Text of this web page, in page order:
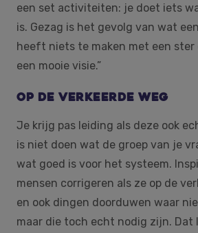
een set activiteiten: je doet iets
is. Gezag is het gevolg van wat
heeft niets te maken met een ster
een mooie visie.”
Op de verkeerde weg
Je krijg pas leiding als deze ook
is niet doen wat de groep van je
wat goed is voor het systeem.
mensen corrigeren als ze op de
en ook dingen doorduwen waar
maar die toch echt nodig zijn. Dat